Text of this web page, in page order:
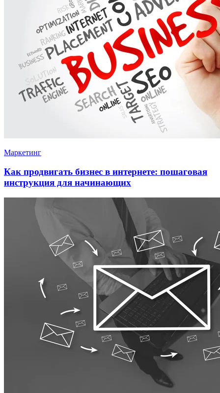
Маркетинг
Как продвигать бизнес в интернете: пошаговая
инструкция для начинающих